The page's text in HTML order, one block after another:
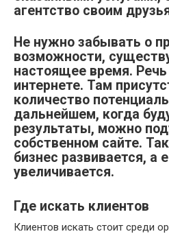
агентство своим
Не нужно забывать о
возможности,
настоящее время.
интернете. Там
количество
дальнейшем, когда
результаты, можно
собственном сайте.
бизнес развивается, а
увеличивается.
Где искать клиентов
Клиентов искать стоит среди